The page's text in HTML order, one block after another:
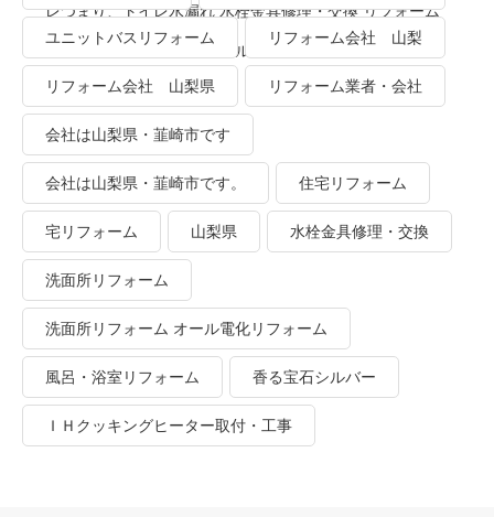
レつまり、トイレ水漏れ 水栓金具修理・交換 リフォーム
業者・会社 ＴＯＴＯリモデルクラブ
ユニットバスリフォーム リフォーム会社 山梨
リフォーム会社 山梨県 リフォーム業者・会社
会社は山梨県・韮崎市です
会社は山梨県・韮崎市です。 住宅リフォーム
宅リフォーム 山梨県 水栓金具修理・交換
洗面所リフォーム
洗面所リフォーム オール電化リフォーム
風呂・浴室リフォーム 香る宝石シルバー
ＩＨクッキングヒーター取付・工事